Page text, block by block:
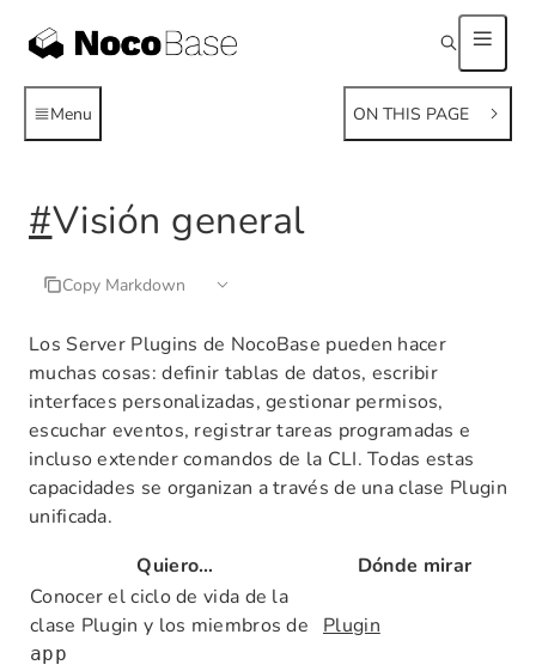
Menu ON THIS PAGE
#Visión general
Copy Markdown
Los Server Plugins de NocoBase pueden hacer
muchas cosas: definir tablas de datos, escribir
interfaces personalizadas, gestionar permisos,
escuchar eventos, registrar tareas programadas e
incluso extender comandos de la CLI. Todas estas
capacidades se organizan a través de una clase Plugin
unificada.
Quiero…
Dónde mirar
Conocer el ciclo de vida de la
clase Plugin y los miembros de
app
Plugin